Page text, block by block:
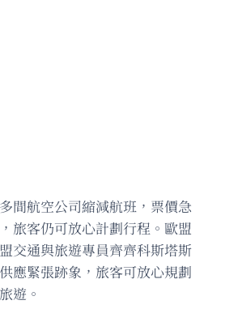
間航空公司縮減航班，票價急
旅客仍可放心計劃行程。歐盟
交通與旅遊專員齊齊科斯塔斯
應緊張跡象，旅客可放心規劃
遊。